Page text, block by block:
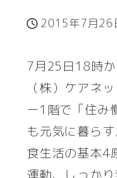
投稿日
2015年7月26
7月25日18時
（株）ケアネ
ー1階で「住み
も元気に暮ら
食生活の基本
運動、しっか